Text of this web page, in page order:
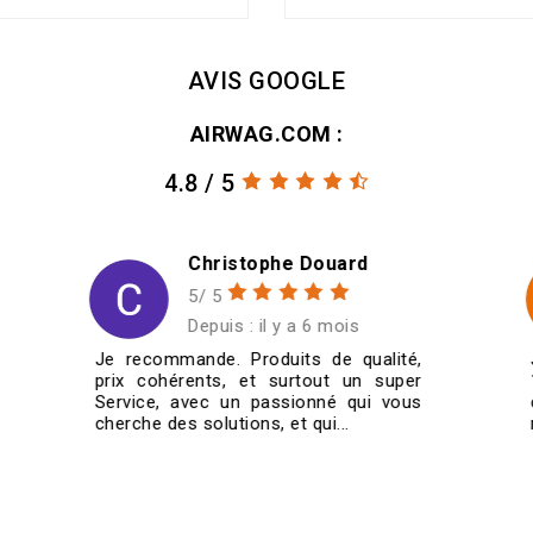
AVIS GOOGLE
AIRWAG.COM :
4.8 / 5
Christian SCHMITT
5/ 5
Depuis : il y a 6 mois
J'ai commandé quatre jantes
185/60/14 pour ma VW Golf 1
cabriolet de 1987. Je les ai reçues très
rapidement et super bien emballées....